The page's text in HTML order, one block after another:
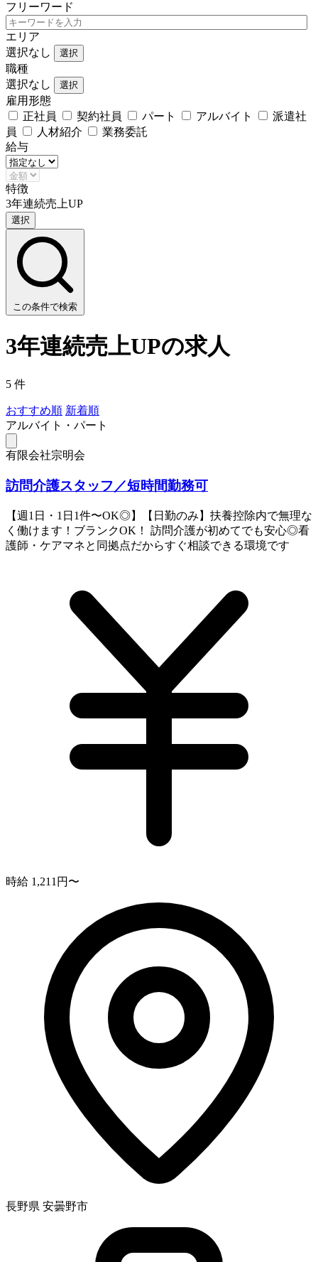
フリーワード
エリア
選択なし
選択
職種
選択なし
選択
雇用形態
正社員
契約社員 パート アルバイト
派遣社
員
人材紹介
業務委託
給与
特徴
3年連続売上UP
選択
この条件で検索
3年連続売上UPの求人
5 件
おすすめ順 新着順
アルバイト・パート
有限会社宗明会
訪問介護スタッフ／短時間勤務可
【週1日・1日1件〜OK◎】【日勤のみ】扶養控除内で無理な
く働けます！ブランクOK！ 訪問介護が初めてでも安心◎看
護師・ケアマネと同拠点だからすぐ相談できる環境です
時給 1,211円〜
長野県 安曇野市